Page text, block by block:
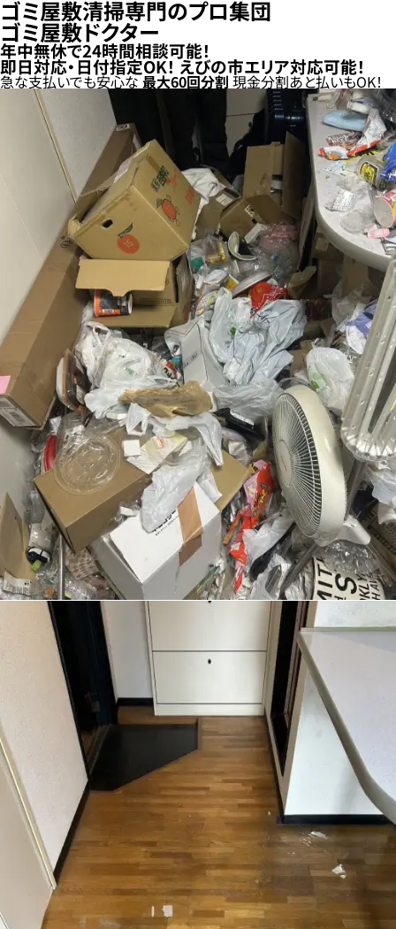
ゴミ屋敷清掃専門のプロ集団
ゴミ屋敷ドクター
年中無休で24時間相談可能！
即日対応・日付指定OK！ えびの市エリア対応可能！
急な支払いでも安心な最大60回分割 現金分割あと払いもOK！